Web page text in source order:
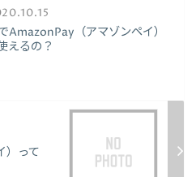
AmazonPay（アマゾンペイ）
えるの？
）って